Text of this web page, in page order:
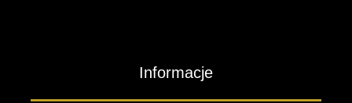
Informacje